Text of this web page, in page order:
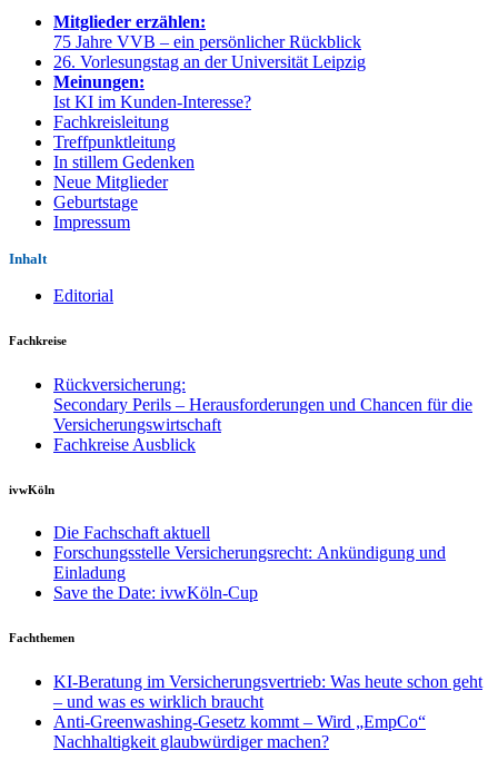
Mitglieder erzählen:
75 Jahre VVB – ein persönlicher Rückblick
26. Vorlesungstag an der Universität Leipzig
Meinungen:
Ist KI im Kunden-Interesse?
Fachkreisleitung
Treffpunktleitung
In stillem Gedenken
Neue Mitglieder
Geburtstage
Impressum
Inhalt
Editorial
Fachkreise
Rückversicherung:
Secondary Perils – Herausforderungen und Chancen für die
Versicherungswirtschaft
Fachkreise Ausblick
ivwKöln
Die Fachschaft aktuell
Forschungsstelle Versicherungsrecht: Ankündigung und
Einladung
Save the Date: ivwKöln-Cup
Fachthemen
KI-Beratung im Versicherungsvertrieb: Was heute schon geht
– und was es wirklich braucht
Anti-Greenwashing-Gesetz kommt – Wird „EmpCo“
Nachhaltigkeit glaubwürdiger machen?